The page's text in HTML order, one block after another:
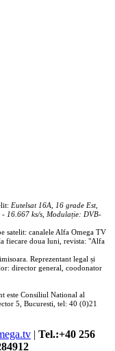
Eutelsat 16A, 16 grade Est,
- 16.667 ks/s, Modulație: DVB-
satelit: canalele Alfa Omega TV
fiecare doua luni, revista: "Alfa
Reprezentant legal și
director general, coodonator
este Consiliul National al
5, Bucuresti, tel: 40 (0)21
| Tel.:+40 256